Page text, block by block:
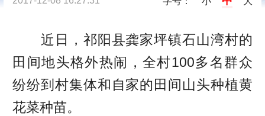
近日，祁阳县龚家坪镇石山湾村的
田间地头格外热闹，全村100多名群众
纷纷到村集体和自家的田间山头种植黄
花菜种苗。